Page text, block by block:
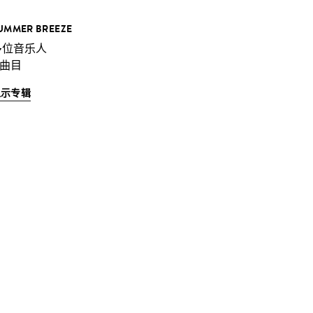
BREEZE
音乐人
目
专辑